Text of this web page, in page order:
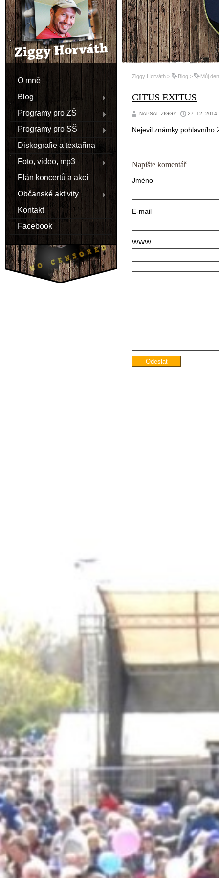
O mně
Blog
Programy pro ZŠ
Programy pro SŠ
Diskografie a textařina
Foto, video, mp3
Plán koncertů a akcí
Občanské aktivity
Kontakt
Facebook
Ziggy Horváth > Blog > Můj
CITUS EXITUS
NAPSAL ZIGGY 27. 12. 2014
Nejevil známky pohlavního
Napište komentář
Jméno
E-mail
WWW